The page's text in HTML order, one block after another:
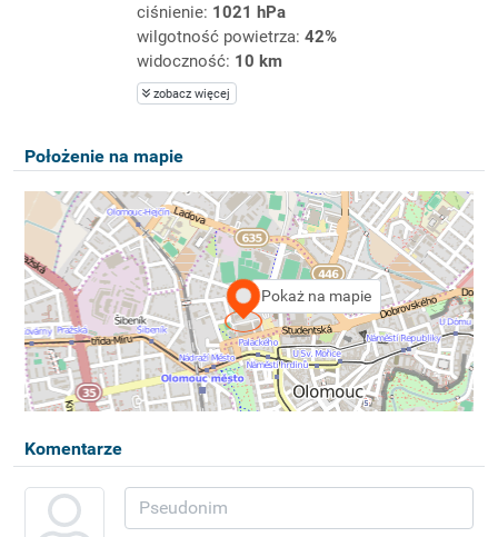
ciśnienie: 1021 hPa
wilgotność powietrza: 42%
widoczność: 10 km
zobacz więcej
Położenie na mapie
Pokaż na mapie
Komentarze